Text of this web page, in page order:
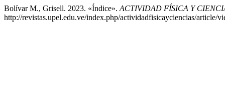
Bolívar M., Grisell. 2023. «Índice». ACTIVIDAD FÍSICA Y
http://revistas.upel.edu.ve/index.php/actividadfisicayciencias/article/